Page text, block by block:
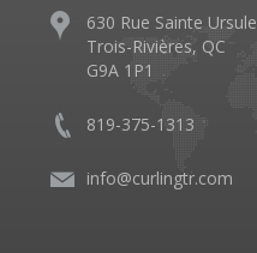
630 Rue Sainte Ursule
Trois-Rivières, QC
G9A 1P1
819-375-1313
info@curlingtr.com